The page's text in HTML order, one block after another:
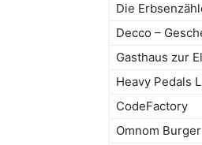
Die
Decco –
Gasthaus zur
Heavy Pedals
CodeFactory
Omnom Burger